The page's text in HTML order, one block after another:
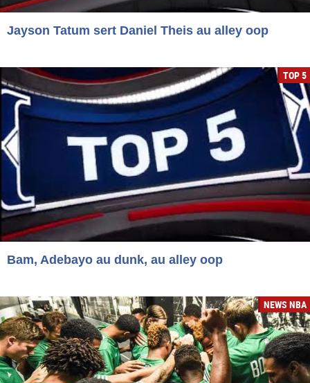
Jayson Tatum sert Daniel Theis au alley oop
TOP 5
Bam, Adebayo au dunk, au alley oop
NEWS NBA